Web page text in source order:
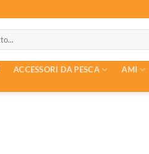
ACCESSORI DA PESCA AMI